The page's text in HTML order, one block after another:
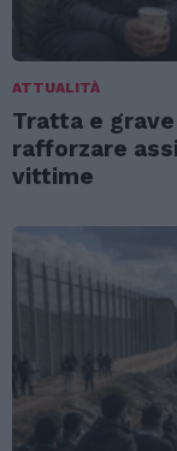
ATTUALITÀ
Tratta e
rafforzare
vittime